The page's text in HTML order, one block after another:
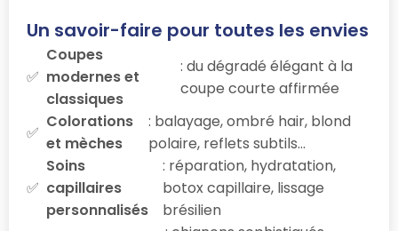
Un savoir-faire pour toutes les envies
Coupes
modernes et
classiques
: du dégradé élégant à la
coupe courte affirmée
Colorations
et mèches
: balayage, ombré hair, blond
polaire, reflets subtils…
Soins
capillaires
personnalisés
: réparation, hydratation,
botox capillaire, lissage
brésilien